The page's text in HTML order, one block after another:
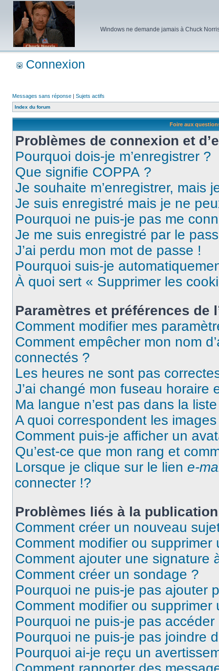
Windows ne demande jamais à Chuck
Connexion
Messages sans réponse | Sujets actifs
Index du forum
Foire aux
Problèmes de connexion et
Pourquoi dois-je m’enregistrer ?
Que signifie COPPA ?
Je souhaite m’enregistrer, mais
Je suis enregistré mais je ne
Pourquoi ne puis-je pas me
Je me suis enregistré par le
J’ai perdu mon mot de passe !
Pourquoi suis-je
À quoi sert « Supprimer les
Paramètres et préférences de
Comment modifier mes
Comment empêcher mon nom
connectés ?
Les heures ne sont pas
J’ai changé mon fuseau horaire
Ma langue n’est pas dans la
A quoi correspondent les
Comment puis-je afficher un
Qu’est-ce que mon rang et
Lorsque je clique sur le lien e-
connecter !?
Problèmes liés à la
Comment créer un nouveau
Comment modifier ou supprimer
Comment ajouter une signature
Comment créer un sondage ?
Pourquoi ne puis-je pas ajouter
Comment modifier ou supprimer
Pourquoi ne puis-je pas
Pourquoi ne puis-je pas joindre
Pourquoi ai-je reçu un